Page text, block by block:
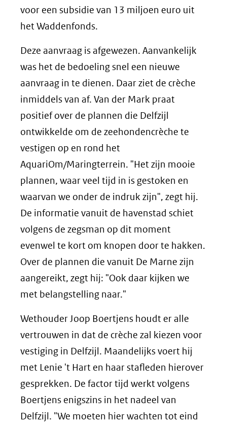
voor een subsidie van 13 miljoen euro uit
het Waddenfonds.
Deze aanvraag is afgewezen. Aanvankelijk
was het de bedoeling snel een nieuwe
aanvraag in te dienen. Daar ziet de crèche
inmiddels van af. Van der Mark praat
positief over de plannen die Delfzijl
ontwikkelde om de zeehondencrèche te
vestigen op en rond het
AquariOm/Maringterrein. "Het zijn mooie
plannen, waar veel tijd in is gestoken en
waarvan we onder de indruk zijn", zegt hij.
De informatie vanuit de havenstad schiet
volgens de zegsman op dit moment
evenwel te kort om knopen door te hakken.
Over de plannen die vanuit De Marne zijn
aangereikt, zegt hij: "Ook daar kijken we
met belangstelling naar."
Wethouder Joop Boertjens houdt er alle
vertrouwen in dat de crèche zal kiezen voor
vestiging in Delfzijl. Maandelijks voert hij
met Lenie 't Hart en haar stafleden hierover
gesprekken. De factor tijd werkt volgens
Boertjens enigszins in het nadeel van
Delfzijl. "We moeten hier wachten tot eind